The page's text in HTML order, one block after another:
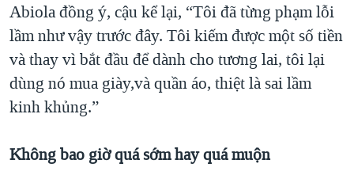
Abiola đồng ý, cậu kể lại, “Tôi đã từng phạm lỗi
lầm như vậy trước đây. Tôi kiếm được một số tiền
và thay vì bắt đầu để dành cho tương lai, tôi lại
dùng nó mua giày,và quần áo, thiệt là sai lầm
kinh khủng.”
Không bao giờ quá sớm hay quá muộn